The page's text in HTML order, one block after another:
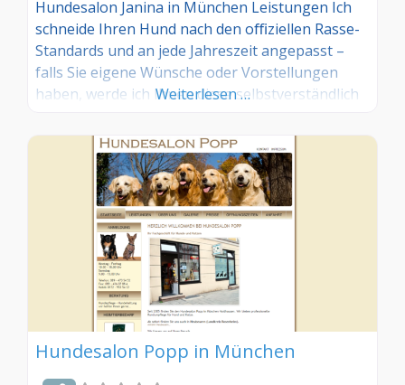
Hundesalon Janina in München Leistungen Ich
schneide Ihren Hund nach den oﬃziellen Rasse-
Standards und an jede Jahreszeit angepasst –
falls Sie eigene Wünsche oder Vorstellungen
haben, werde ich Ihnen diese selbstverständlich
und hochwertigem Werkzeug. Daher biete ich
meine Haarschnitte nur mit Komplett-Service an.
Ein sauberes und gewaschenes Fell sieht nicht
nur besser aus, sondern
Weiterlesen …
Hundesalon Popp in München